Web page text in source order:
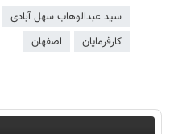
سید عبدالوهاب سهل آبادی
کارفرمایان
اصفهان